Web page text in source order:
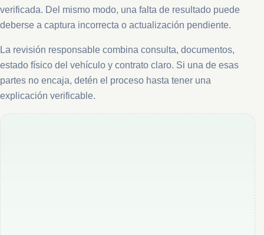
verificada. Del mismo modo, una falta de resultado puede
deberse a captura incorrecta o actualización pendiente.
La revisión responsable combina consulta, documentos,
estado físico del vehículo y contrato claro. Si una de esas
partes no encaja, detén el proceso hasta tener una
explicación verificable.